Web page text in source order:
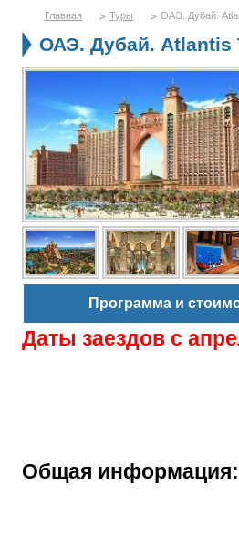
Главная Туры ОАЭ. Дубай.
ОАЭ. Дубай. Atlantis
Программа и
Даты заездов с
Общая информация: